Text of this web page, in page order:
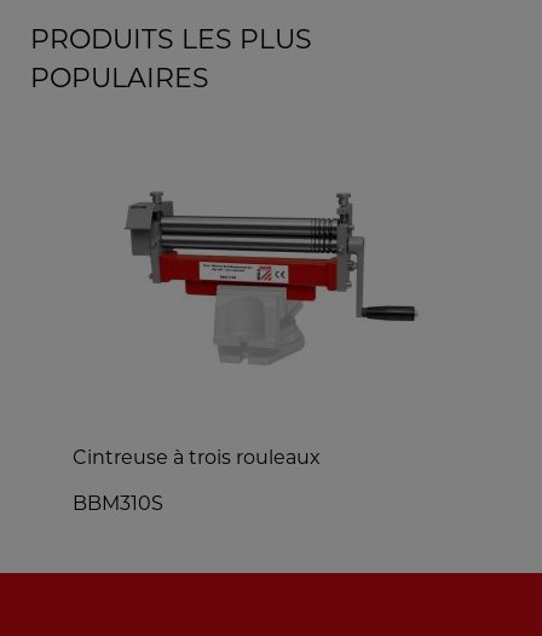
PRODUITS LES PLUS
POPULAIRES
Cintreuse à trois rouleaux
BBM310S